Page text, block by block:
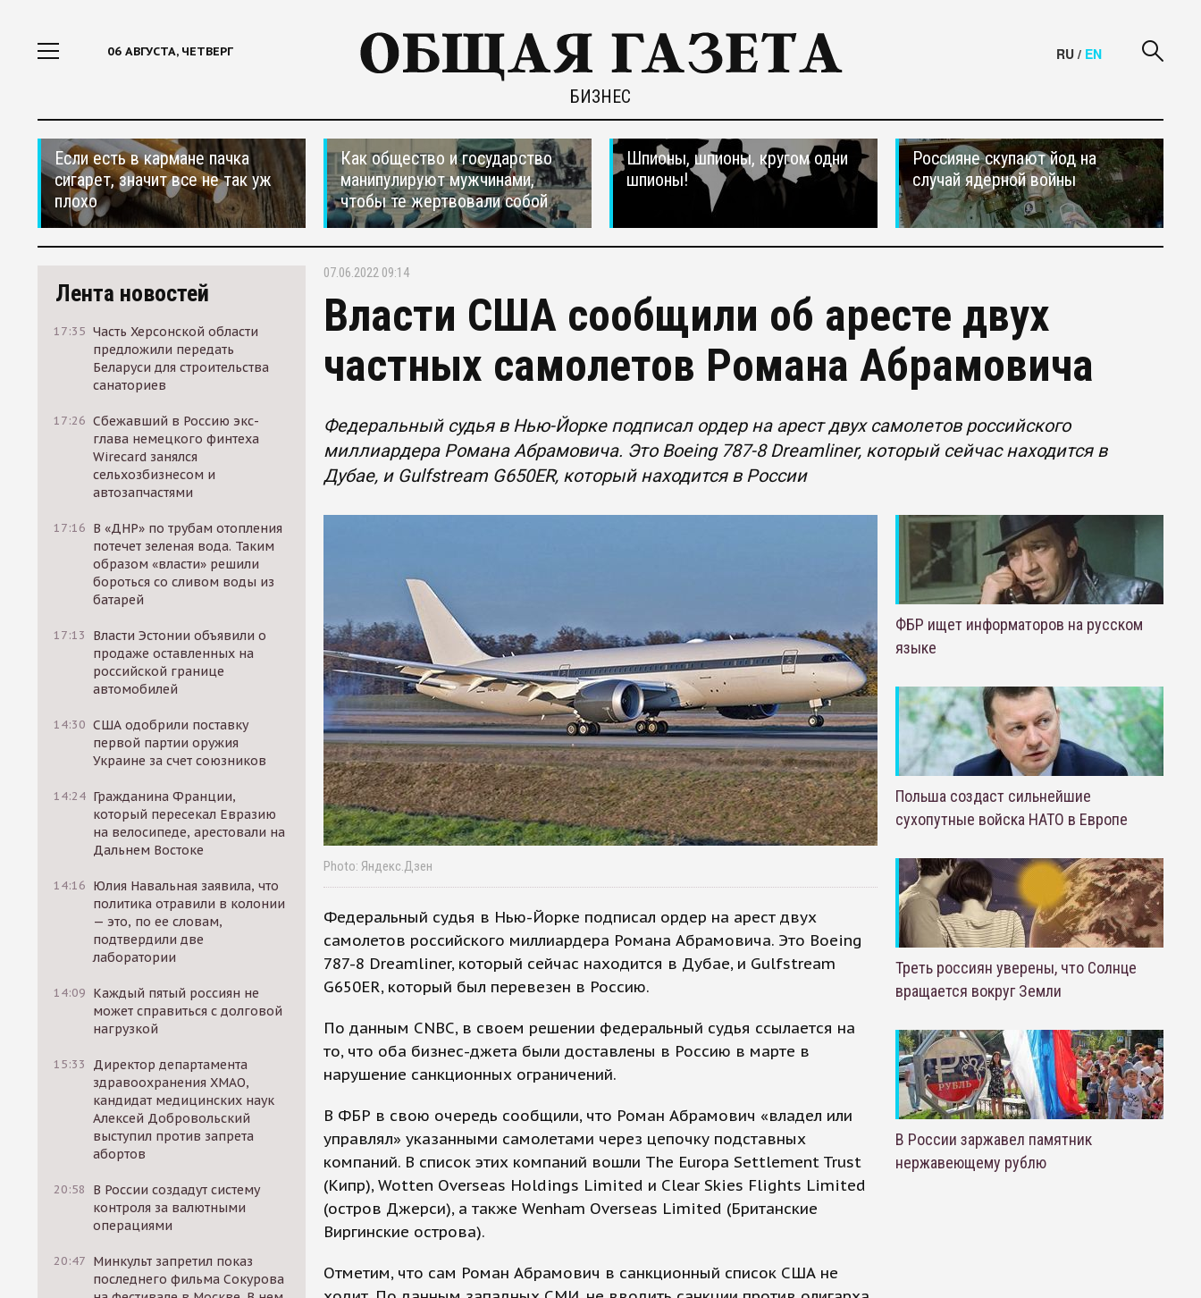
06 АВГУСТА, ЧЕТВЕРГ
БИЗНЕС
RU / EN
Если есть в кармане пачка
сигарет, значит все не так уж
плохо
Как общество и государство
манипулируют мужчинами,
чтобы те жертвовали собой
Шпионы, шпионы, кругом одни
шпионы!
Россияне скупают йод на
случай ядерной войны
Лента новостей
17:35 Часть Херсонской области
предложили передать
Беларуси для строительства
санаториев
17:26 Сбежавший в Россию экс-
глава немецкого финтеха
Wirecard занялся
сельхозбизнесом и
автозапчастями
17:16 В «ДНР» по трубам отопления
потечет зеленая вода. Таким
образом «власти» решили
бороться со сливом воды из
батарей
17:13
Власти Эстонии объявили о
продаже оставленных на
российской границе
автомобилей
14:30 США одобрили поставку
первой партии оружия
Украине за счет союзников
14:24 Гражданина Франции,
который пересекал Евразию
на велосипеде, арестовали на
Дальнем Востоке
14:16 Юлия Навальная заявила, что
политика отравили в колонии
— это, по ее словам,
подтвердили две
лаборатории
14:09 Каждый пятый россиян не
может справиться с долговой
нагрузкой
15:33
Директор департамента
здравоохранения ХМАО,
кандидат медицинских наук
Алексей Добровольский
выступил против запрета
абортов
20:58
В России создадут систему
контроля за валютными
операциями
20:47 Минкульт запретил показ
последнего фильма Сокурова
07.06.2022 09:14
Власти США сообщили об аресте двух
частных самолетов Романа Абрамовича
Федеральный судья в Нью-Йорке подписал ордер на арест двух самолетов российского
миллиардера Романа Абрамовича. Это Boeing 787-8 Dreamliner, который сейчас находится в
Дубае, и Gulfstream G650ER, который находится в России
Photo: Яндекс.Дзен
Федеральный судья в Нью-Йорке подписал ордер на арест двух
самолетов российского миллиардера Романа Абрамовича. Это Boeing
787-8 Dreamliner, который сейчас находится в Дубае, и Gulfstream
G650ER, который был перевезен в Россию.
По данным CNBC, в своем решении федеральный судья ссылается на
то, что оба бизнес-джета были доставлены в Россию в марте в
нарушение санкционных ограничений.
В ФБР в свою очередь сообщили, что Роман Абрамович «владел или
управлял» указанными самолетами через цепочку подставных
компаний. В список этих компаний вошли The Europa Settlement Trust
(Кипр), Wotten Overseas Holdings Limited и Clear Skies Flights Limited
(остров Джерси), а также Wenham Overseas Limited (Британские
Виргинские острова).
Отметим, что сам Роман Абрамович в санкционный список США не
ФБР ищет информаторов на русском
языке
Польша создаст сильнейшие
сухопутные войска НАТО в Европе
Треть россиян уверены, что Солнце
вращается вокруг Земли
В России заржавел памятник
нержавеющему рублю